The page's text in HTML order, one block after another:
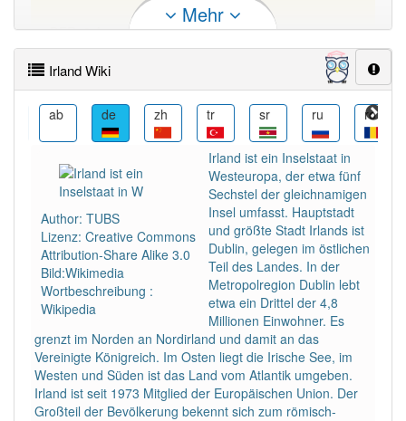
DER:8Ausnahmen
DIE:1 Ausnahmen
DAS:
193
Häufigkeit: 6 von 10
Wörter mit Endung-irland
aber mit einem anderen
Artikel: 0
89% unserer Spielapp-Nutzer haben den Artikel
korrekt erraten.
Mehr
Irland Wiki
ab de zh tr sr ru ro
Author: TUBS
Lizenz: Creative Commons
Attribution-Share Alike 3.0
Bild:Wikimedia
Wortbeschreibung :
Wikipedia
Irland ist ein Inselstaat in
Westeuropa, der etwa fünf
Sechstel der gleichnamigen
Insel umfasst. Hauptstadt
und größte Stadt Irlands ist
Dublin, gelegen im östlichen
Teil des Landes. In der
Metropolregion Dublin lebt
etwa ein Drittel der 4,8
Millionen Einwohner. Es
grenzt im Norden an Nordirland und damit an das
Vereinigte Königreich. Im Osten liegt die Irische See, im
Westen und Süden ist das Land vom Atlantik umgeben.
Irland ist seit 1973 Mitglied der Europäischen Union. Der
Großteil der Bevölkerung bekennt sich zum römisch-